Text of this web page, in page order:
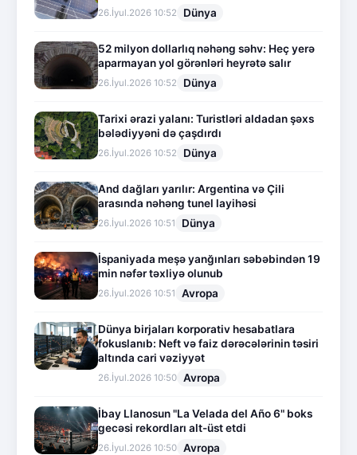
26.İyul.2026 10:52 Dünya
52 milyon dollarlıq nəhəng səhv: Heç yerə
aparmayan yol görənləri heyrətə salır
26.İyul.2026 10:52 Dünya
Tarixi ərazi yalanı: Turistləri aldadan şəxs
bələdiyyəni də çaşdırdı
26.İyul.2026 10:52 Dünya
And dağları yarılır: Argentina və Çili
arasında nəhəng tunel layihəsi
26.İyul.2026 10:51 Dünya
İspaniyada meşə yanğınları səbəbindən 19
min nəfər təxliyə olunub
26.İyul.2026 10:51 Avropa
Dünya birjaları korporativ hesabatlara
fokuslanıb: Neft və faiz dərəcələrinin təsiri
altında cari vəziyyət
26.İyul.2026 10:50 Avropa
İbay Llanosun "La Velada del Año 6" boks
gecəsi rekordları alt-üst etdi
26.İyul.2026 10:50 Avropa